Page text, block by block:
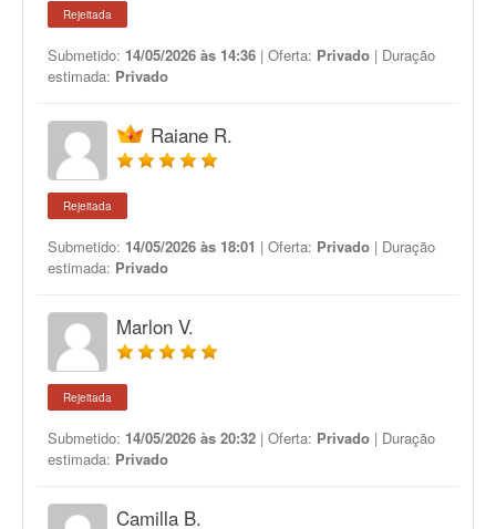
Rejeitada
Submetido: 14/05/2026 às 14:36 | Oferta: Privado | Duração
estimada: Privado
Raiane R.
Rejeitada
Submetido: 14/05/2026 às 18:01 | Oferta: Privado | Duração
estimada: Privado
Marlon V.
Rejeitada
Submetido: 14/05/2026 às 20:32 | Oferta: Privado | Duração
estimada: Privado
Camilla B.